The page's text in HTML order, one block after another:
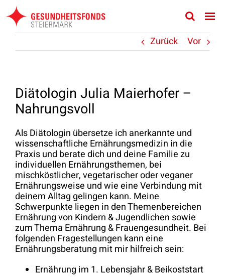
Zum
Inhalt
springen
Zurück
Vor
Diätologin Julia Maierhofer –
Nahrungsvoll
Als Diätologin übersetze ich anerkannte und
wissenschaftliche Ernährungsmedizin in die
Praxis und berate dich und deine Familie zu
individuellen Ernährungsthemen, bei
mischköstlicher, vegetarischer oder veganer
Ernährungsweise und wie eine Verbindung mit
deinem Alltag gelingen kann. Meine
Schwerpunkte liegen in den Themenbereichen
Ernährung von Kindern & Jugendlichen sowie
zum Thema Ernährung & Frauengesundheit. Bei
folgenden Fragestellungen kann eine
Ernährungsberatung mit mir hilfreich sein:
Ernährung im 1. Lebensjahr & Beikoststart